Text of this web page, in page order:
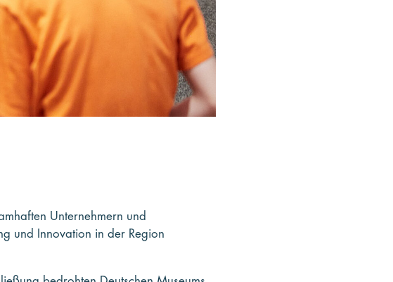
Unternehmern und
und Innovation in der Region